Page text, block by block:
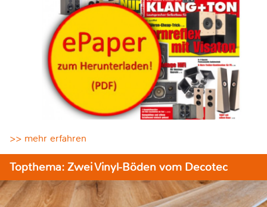
>> mehr erfahren
Topthema: Zwei Vinyl-Böden vom Decotec